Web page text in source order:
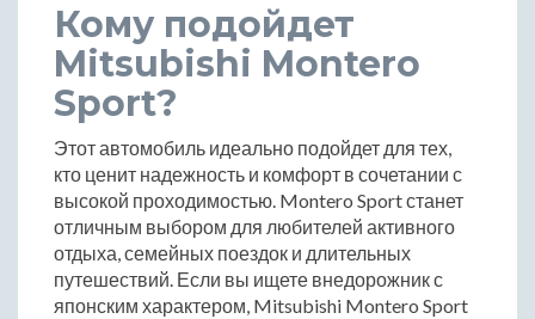
Кому подойдет
Mitsubishi Montero
Sport?
Этот автомобиль идеально подойдет для тех,
кто ценит надежность и комфорт в сочетании с
высокой проходимостью. Montero Sport станет
отличным выбором для любителей активного
отдыха, семейных поездок и длительных
путешествий. Если вы ищете внедорожник с
японским характером, Mitsubishi Montero Sport